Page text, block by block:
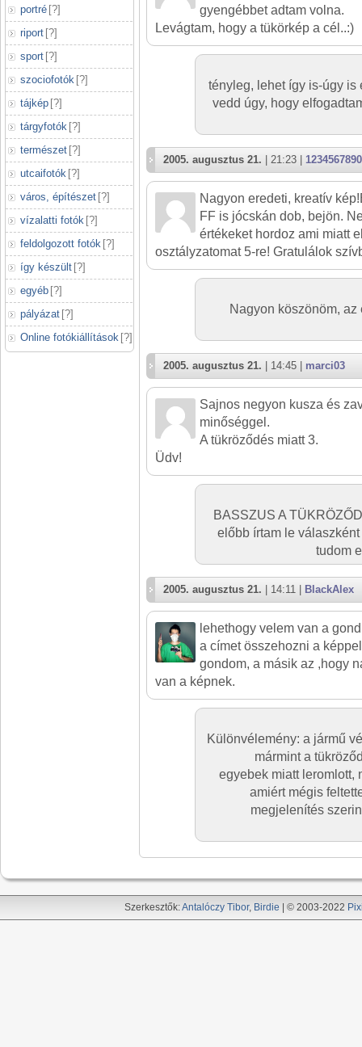
portré [?]
riport [?]
sport [?]
szociofotók [?]
tájkép [?]
tárgyfotók [?]
természet [?]
utcaifotók [?]
város, építészet [?]
vízalatti fotók [?]
feldolgozott fotók [?]
így készült [?]
egyéb [?]
pályázat [?]
Online fotókiállítások [?]
gyengébbet adtam volna.
Levágtam, hogy a tükörkép a cél..:)
tényleg, lehet így is-úgy is
vedd úgy, hogy
2005. augusztus 21. | 21:23 | 1234567890
Nagyon eredeti, kreatív
FF is jócskán dob, bejön.
értékeket hordoz ami miatt
osztályzatomat 5-re! Gratulálok
Nagyon köszönöm,
2005. augusztus 21. | 14:45 | marci03
Sajnos negyon kusza és
minőséggel.
A tükröződés miatt 3.
Üdv!
BASSZUS A
előbb írtam le
tudom
2005. augusztus 21. | 14:11 | BlackAlex
lehethogy velem van a
a címet összehozni a
gondom, a másik az ,hogy
van a képnek.
Különvélemény: a jármű
mármint a
egyebek miatt leromlott,
amiért mégis
megjelenítés
Szerkesztők:Antalóczy Tibor, Birdie | © 2003-2022